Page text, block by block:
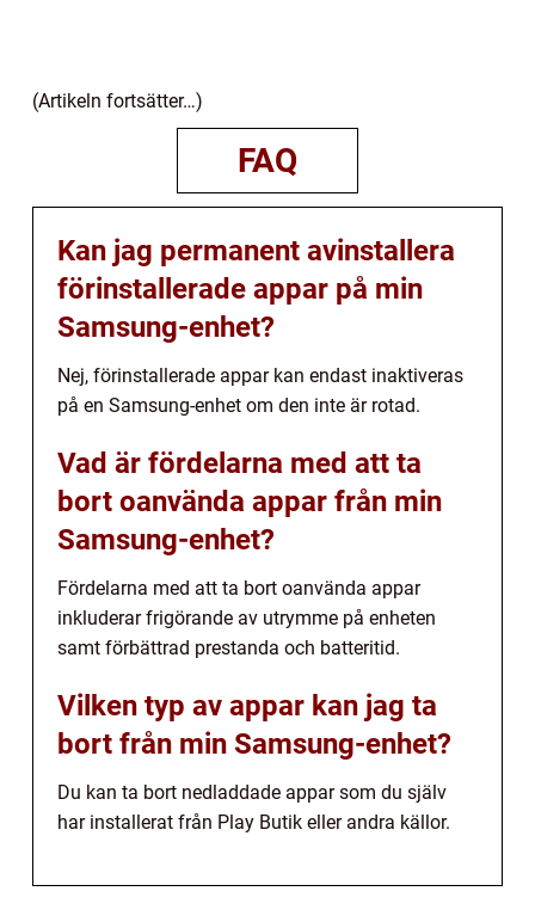
(Artikeln fortsätter…)
FAQ
Kan jag permanent avinstallera
förinstallerade appar på min
Samsung-enhet?
Nej, förinstallerade appar kan endast inaktiveras
på en Samsung-enhet om den inte är rotad.
Vad är fördelarna med att ta
bort oanvända appar från min
Samsung-enhet?
Fördelarna med att ta bort oanvända appar
inkluderar frigörande av utrymme på enheten
samt förbättrad prestanda och batteritid.
Vilken typ av appar kan jag ta
bort från min Samsung-enhet?
Du kan ta bort nedladdade appar som du själv
har installerat från Play Butik eller andra källor.